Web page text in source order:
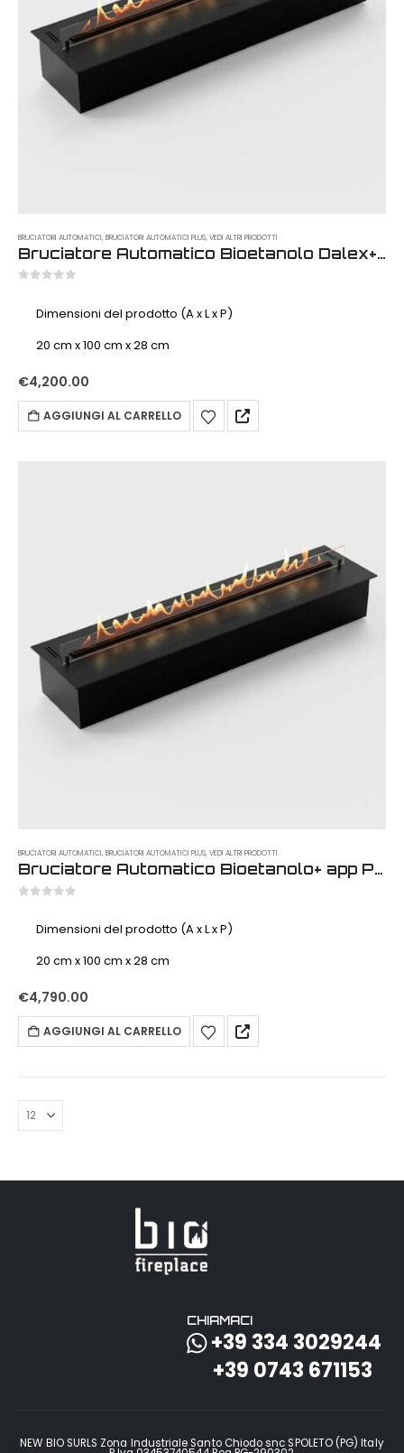
BRUCIATORI AUTOMATICI, BRUCIATORI AUTOMATICI PLUS, VEDI ALTRI PRODOTTI
Bruciatore Automatico Bioetanolo Dalex+ app Plus 900 mm
Dimensioni del prodotto (A x L x P)
20 cm x 100 cm x 28 cm
€4,200.00
AGGIUNGI AL CARRELLO
BRUCIATORI AUTOMATICI, BRUCIATORI AUTOMATICI PLUS, VEDI ALTRI PRODOTTI
Bruciatore Automatico Bioetanolo+ app Plus 1000 mm
Dimensioni del prodotto (A x L x P)
20 cm x 100 cm x 28 cm
€4,790.00
AGGIUNGI AL CARRELLO
CHIAMACI
+39 334 3029244
+39 0743 671153
NEW BIO SURLS Zona Industriale Santo Chiodo snc SPOLETO (PG) Italy